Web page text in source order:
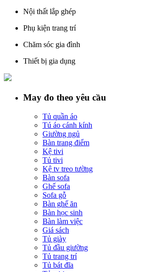
Nội thất lắp ghép
Phụ kiện trang trí
Chăm sóc gia đình
Thiết bị gia dụng
May đo theo yêu cầu
Tủ quần áo
Tú áo cánh kính
Giường ngủ
Bàn trang điểm
Kệ tivi
Tủ tivi
Kệ tv treo tường
Bàn sofa
Ghế sofa
Sofa gỗ
Bàn ghế ăn
Bàn học sinh
Bàn làm việc
Giá sách
Tủ giày
Tủ đầu giường
Tủ trang trí
Tủ bát đĩa